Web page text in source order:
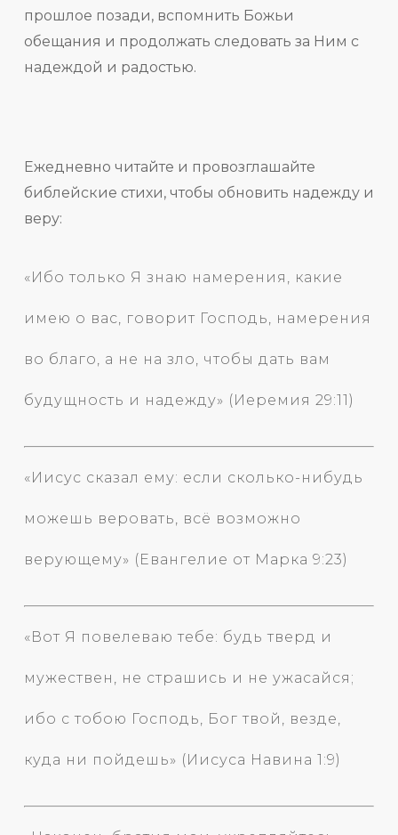
прошлое позади, вспомнить Божьи
обещания и продолжать следовать за Ним с
надеждой и радостью.
Ежедневно читайте и провозглашайте
библейские стихи, чтобы обновить надежду и
веру:
«Ибо только Я знаю намерения, какие
имею о вас, говорит Господь, намерения
во благо, а не на зло, чтобы дать вам
будущность и надежду» (Иеремия 29:11)
«Иисус сказал ему: если сколько-нибудь
можешь веровать, всё возможно
верующему» (Евангелие от Марка 9:23)
«Вот Я повелеваю тебе: будь тверд и
мужествен, не страшись и не ужасайся;
ибо с тобою Господь, Бог твой, везде,
куда ни пойдешь» (Иисуса Навина 1:9)